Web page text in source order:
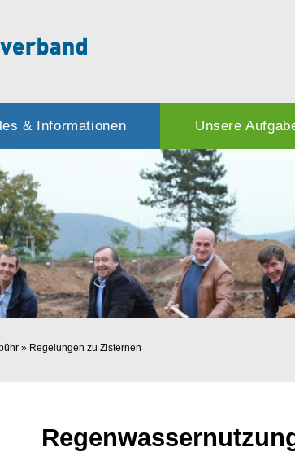
& Informationen Unsere
» Regelungen zu Zisternen